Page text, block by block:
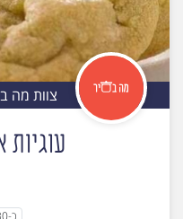
צוות מה
כ-30 דקות